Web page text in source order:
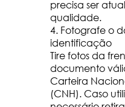
precisa ser
qualidade.
4. Fotografe o
identificação
Tire fotos da
documento
Carteira
(CNH). Caso